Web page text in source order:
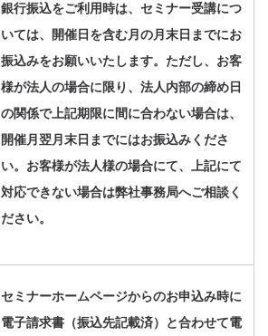
銀行振込をご利用時は、セミナー受講につ
いては、開催日を含む月の月末日までにお
振込みをお願いいたします。ただし、お客
様が法人の場合に限り、法人内部の締め日
の関係で上記期限に間に合わない場合は、
開催月翌月末日までにはお振込みくださ
い。お客様が法人様の場合にて、上記にて
対応できない場合は弊社事務局へご相談く
ださい。
セミナーホームページからのお申込み時に
電子請求書（振込先記載済）と合わせて電